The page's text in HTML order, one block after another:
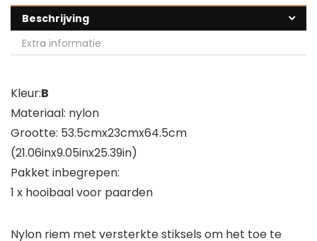
Beschrijving
Extra informatie
Kleur:B
Materiaal: nylon
Grootte: 53.5cmx23cmx64.5cm
(21.06inx9.05inx25.39in)
Pakket inbegrepen:
1 x hooibaal voor paarden
Nylon riem met versterkte stiksels om het toe te